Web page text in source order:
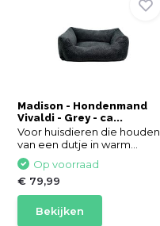
Madison - Hondenmand
Vivaldi - Grey - ca...
Voor huisdieren die houden
van een dutje in warm...
Op voorraad
€ 79,99
Bekijken